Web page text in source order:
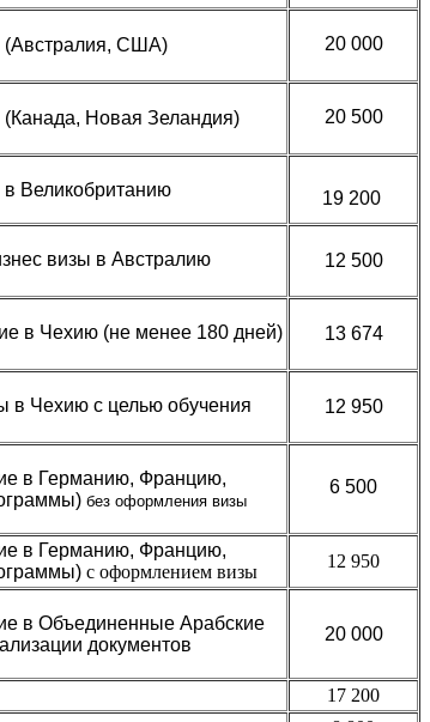
(Австралия, США) 20 000
Новая Зеландия) 20 500
Великобританию 19 200
визы в Австралию 12 500
в Чехию (не менее 180 дней) 13 674
в Чехию с целью обучения 12 950
в Германию, Францию,
без оформления визы
6 500
в Германию, Францию,
с оформлением визы
12 950
в Объединенные Арабские
документов
20 000
17 200